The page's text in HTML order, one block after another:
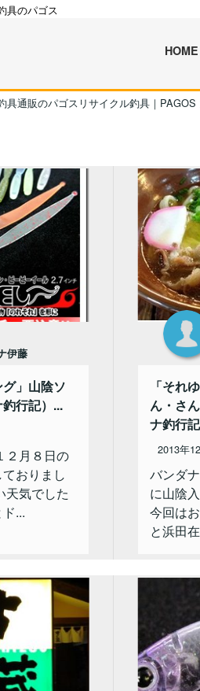
具のパゴス
HOME
具通販のパゴスリサイクル釣具｜PAGOS
伊藤
グ」山陰ソ
行記）...
２月８日の
おりまし
天気でした
...
「それ
ん・さ
ナ釣行
2013年
バンダ
に山陰
今回は
と浜田